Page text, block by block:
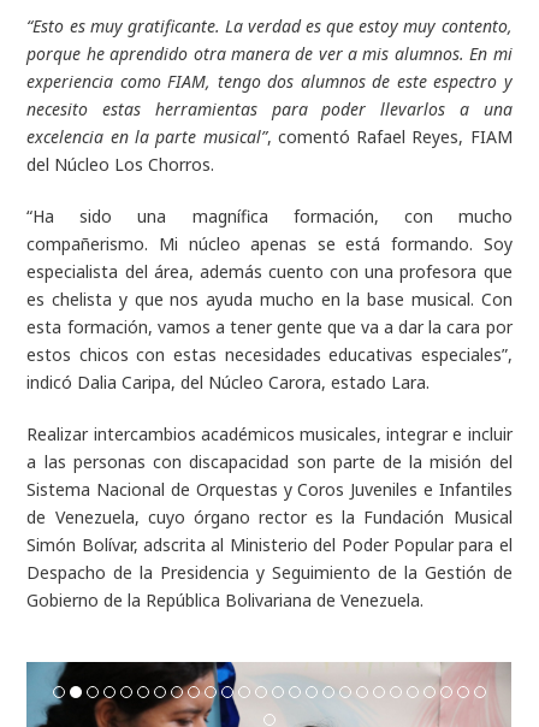
“Esto es muy gratificante. La verdad es que estoy muy contento,
porque he aprendido otra manera de ver a mis alumnos. En mi
experiencia como FIAM, tengo dos alumnos de este espectro y
necesito estas herramientas para poder llevarlos a una
excelencia en la parte musical”, comentó Rafael Reyes, FIAM
del Núcleo Los Chorros.
“Ha sido una magnífica formación, con mucho
compañerismo. Mi núcleo apenas se está formando. Soy
especialista del área, además cuento con una profesora que
es chelista y que nos ayuda mucho en la base musical. Con
esta formación, vamos a tener gente que va a dar la cara por
estos chicos con estas necesidades educativas especiales”,
indicó Dalia Caripa, del Núcleo Carora, estado Lara.
Realizar intercambios académicos musicales, integrar e incluir
a las personas con discapacidad son parte de la misión del
Sistema Nacional de Orquestas y Coros Juveniles e Infantiles
de Venezuela, cuyo órgano rector es la Fundación Musical
Simón Bolívar, adscrita al Ministerio del Poder Popular para el
Despacho de la Presidencia y Seguimiento de la Gestión de
Gobierno de la República Bolivariana de Venezuela.